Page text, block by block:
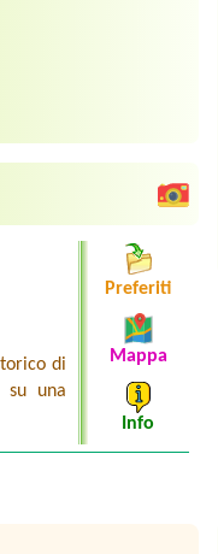
di
su una
Preferiti
Mappa
Info